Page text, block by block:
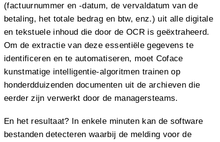
(factuurnummer en -datum, de vervaldatum van de
betaling, het totale bedrag en btw, enz.) uit alle digitale
en tekstuele inhoud die door de OCR is geëxtraheerd.
Om de extractie van deze essentiële gegevens te
identificeren en te automatiseren, moet Coface
kunstmatige intelligentie-algoritmen trainen op
honderdduizenden documenten uit de archieven die
eerder zijn verwerkt door de managersteams.
En het resultaat? In enkele minuten kan de software
bestanden detecteren waarbij de melding voor de